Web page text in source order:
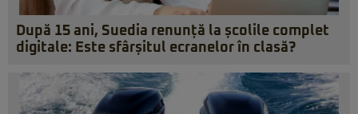
După 15 ani, Suedia renunță la școlile complet
digitale: Este sfârșitul ecranelor în clasă?